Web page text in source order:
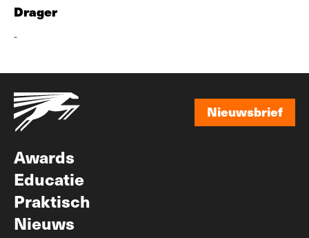
Drager
-
Nieuwsbrief
Awards
Educatie
Praktisch
Nieuws